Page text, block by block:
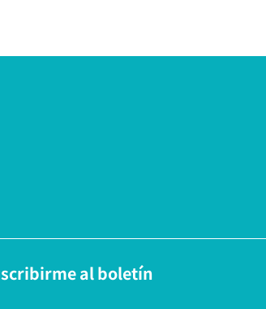
al boletín